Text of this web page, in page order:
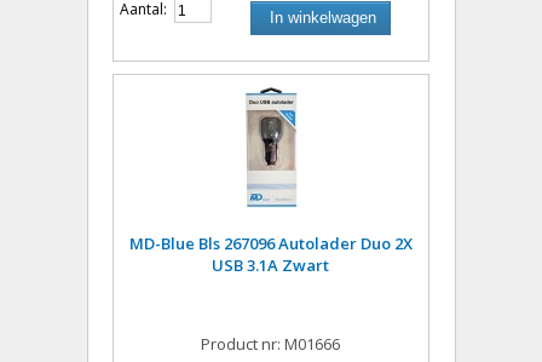
Aantal: In winkelwagen
MD-Blue Bls 267096 Autolader Duo 2X
USB 3.1A Zwart
Product nr: M01666